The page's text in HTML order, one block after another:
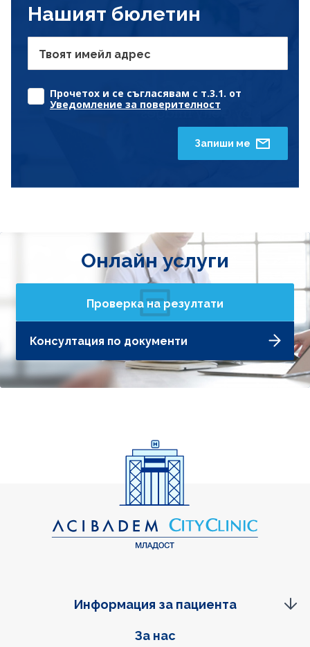
Нашият бюлетин
Твоят имейл адрес
Прочетох и се съгласявам с т.3.1. от
Уведомление за поверителност
Запиши ме
Онлайн услуги
Проверка на резултати
Консултация по документи
Фуутер навигация
За нас
Информация за пациента